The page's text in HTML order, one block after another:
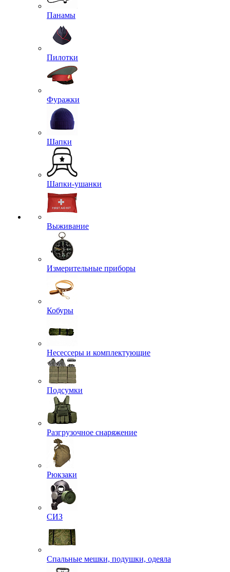
Панамы
Пилотки
Фуражки
Шапки
Шапки-ушанки
Выживание
Измерительные приборы
Кобуры
Несессеры и комплектующие
Подсумки
Разгрузочное снаряжение
Рюкзаки
СИЗ
Спальные мешки, подушки, одеяла